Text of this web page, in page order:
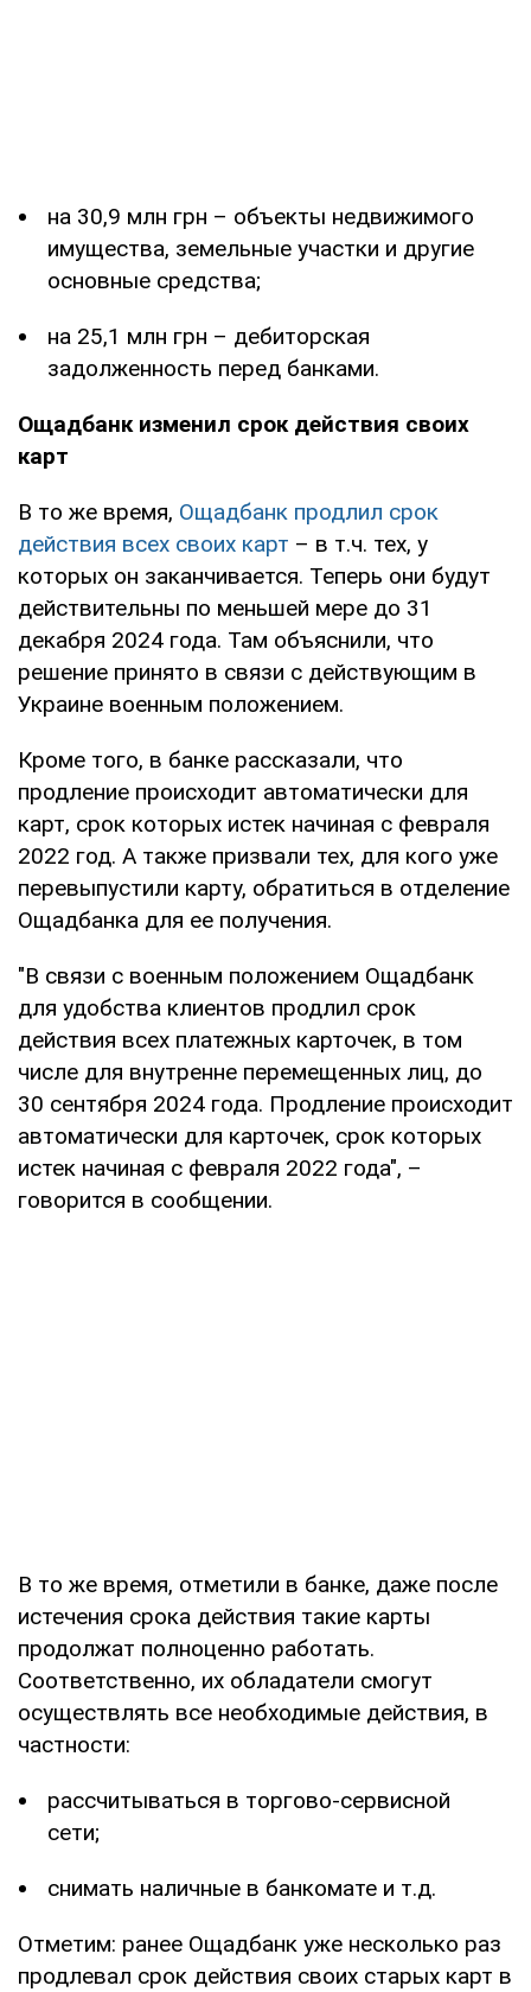
на 30,9 млн грн – объекты недвижимого
имущества, земельные участки и другие
основные средства;
на 25,1 млн грн – дебиторская
задолженность перед банками.
Ощадбанк изменил срок действия своих
карт
В то же время, Ощадбанк продлил срок
действия всех своих карт – в т.ч. тех, у
которых он заканчивается. Теперь они будут
действительны по меньшей мере до 31
декабря 2024 года. Там объяснили, что
решение принято в связи с действующим в
Украине военным положением.
Кроме того, в банке рассказали, что
продление происходит автоматически для
карт, срок которых истек начиная с февраля
2022 год. А также призвали тех, для кого уже
перевыпустили карту, обратиться в отделение
Ощадбанка для ее получения.
"В связи с военным положением Ощадбанк
для удобства клиентов продлил срок
действия всех платежных карточек, в том
числе для внутренне перемещенных лиц, до
30 сентября 2024 года. Продление происходит
автоматически для карточек, срок которых
истек начиная с февраля 2022 года", –
говорится в сообщении.
В то же время, отметили в банке, даже после
истечения срока действия такие карты
продолжат полноценно работать.
Соответственно, их обладатели смогут
осуществлять все необходимые действия, в
частности:
рассчитываться в торгово-сервисной
сети;
снимать наличные в банкомате и т.д.
Отметим: ранее Ощадбанк уже несколько раз
продлевал срок действия своих старых карт в